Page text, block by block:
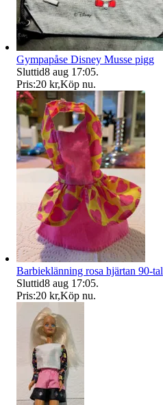
Gympapåse Disney Musse pigg
Sluttid8 aug 17:05.
Pris:20 kr,Köp nu.
Barbieklänning rosa hjärtan 90-tal
Sluttid8 aug 17:05.
Pris:20 kr,Köp nu.